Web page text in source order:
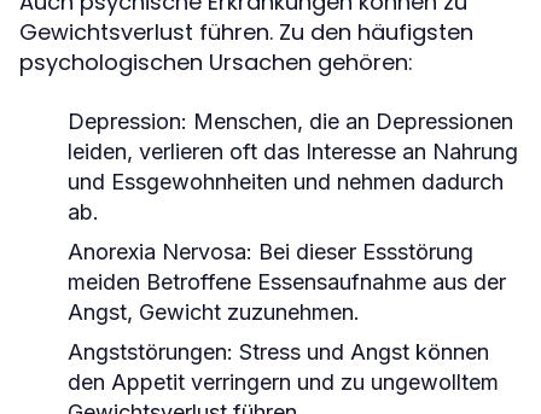
Gewichtsverlust führen. Zu den häufigsten
psychologischen Ursachen gehören:
Depression: Menschen, die an Depressionen
leiden, verlieren oft das Interesse an Nahrung
und Essgewohnheiten und nehmen dadurch
ab.
Anorexia Nervosa: Bei dieser Essstörung
meiden Betroffene Essensaufnahme aus der
Angst, Gewicht zuzunehmen.
Angststörungen: Stress und Angst können
den Appetit verringern und zu ungewolltem